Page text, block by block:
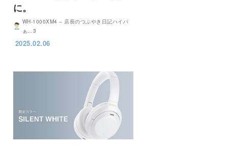
に。
WH-1000XM4 – 店長のつぶやき日記ハイパ
ぁ…3
2025.02.06